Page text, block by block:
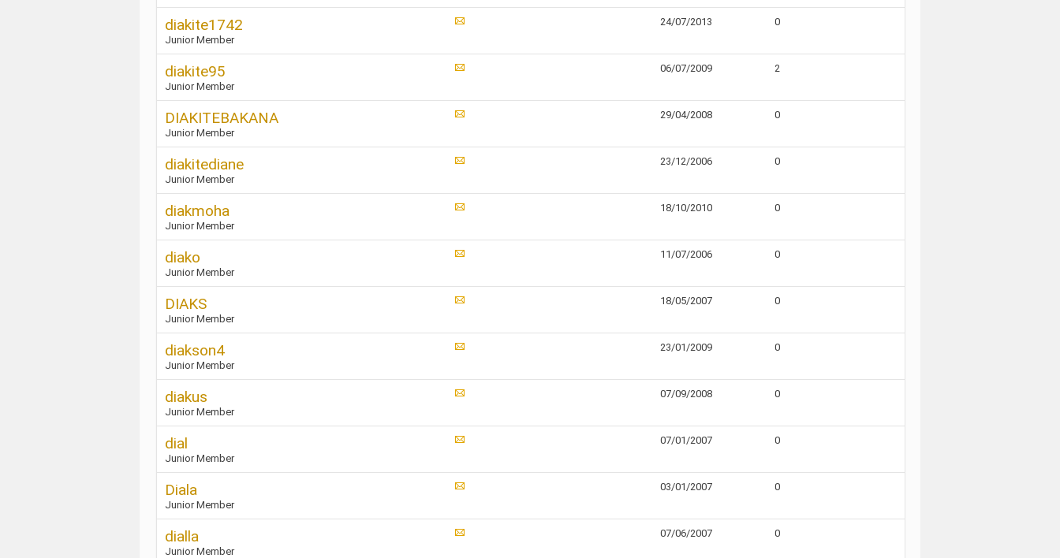
diakite1742
Junior Member
24/07/2013 0
diakite95
Junior Member
06/07/2009 2
DIAKITEBAKANA
Junior Member
29/04/2008 0
diakitediane
Junior Member
23/12/2006 0
diakmoha
Junior Member
18/10/2010 0
diako
Junior Member
11/07/2006 0
DIAKS
Junior Member
18/05/2007 0
diakson4
Junior Member
23/01/2009 0
diakus
Junior Member
07/09/2008 0
dial
Junior Member
07/01/2007 0
Diala
Junior Member
03/01/2007 0
dialla
Junior Member
07/06/2007 0